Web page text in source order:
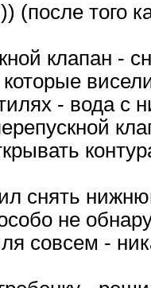
(после того
клапан -
- вода с
снять
не
совсем -